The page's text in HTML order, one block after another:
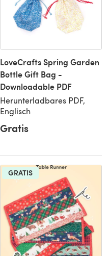
LoveCrafts Spring Garden
Bottle Gift Bag -
Downloadable PDF
Herunterladbares PDF,
Englisch
Gratis
GRATIS